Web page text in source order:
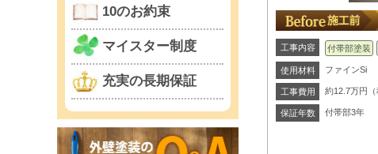
工事内容 付帯部塗装
使用材料 ファインSi
工事費用 約12.7万円（
保証年数 付帯部3年
10のお約束
マイスター制度
充実の長期保証